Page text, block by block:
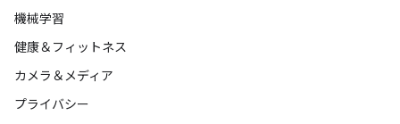
機械学習
健康＆フィットネス
カメラ＆メディア
プライバシー